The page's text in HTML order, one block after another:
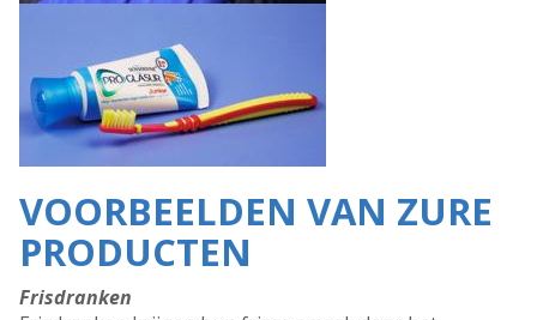
VOORBEELDEN VAN ZURE
PRODUCTEN
Frisdranken